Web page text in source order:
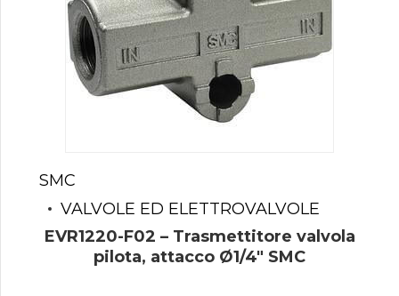
SMC
VALVOLE ED ELETTROVALVOLE
EVR1220-F02 – Trasmettitore valvola
pilota, attacco Ø1/4″ SMC